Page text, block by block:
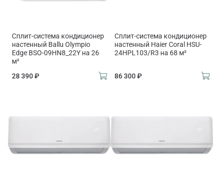
Сплит-система кондиционер
настенный Ballu Olympio
Edge BSO-09HN8_22Y на 26
м²
28 390 ₽
Сплит-система кондиционер
настенный Haier Coral HSU-
24HPL103/R3 на 68 м²
86 300 ₽